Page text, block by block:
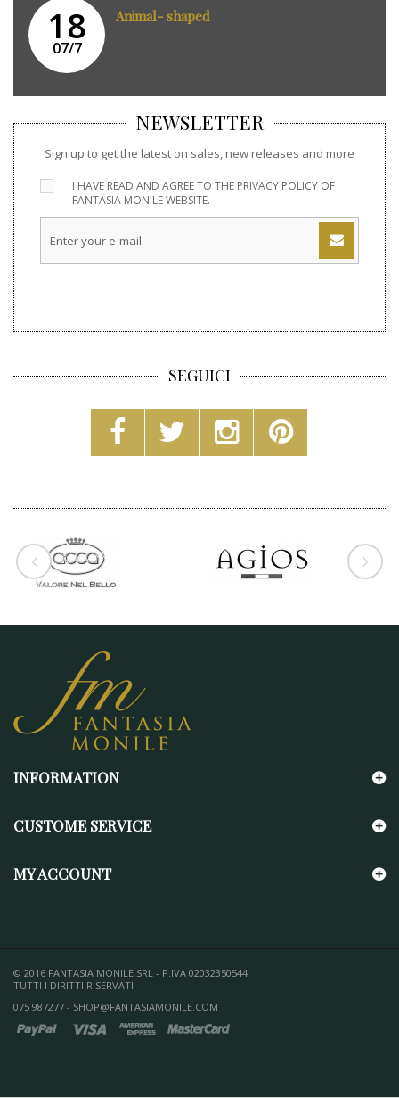
18
07/7
Animal- shaped
NEWSLETTER
Sign up to get the latest on sales, new releases and more
I HAVE READ AND AGREE TO THE PRIVACY POLICY OF
FANTASIA MONILE WEBSITE.
SEGUICI
INFORMATION
CUSTOME SERVICE
MY ACCOUNT
© 2016 FANTASIA MONILE SRL - P.IVA 02032350544
TUTTI I DIRITTI RISERVATI
075 987277 - SHOP@FANTASIAMONILE.COM